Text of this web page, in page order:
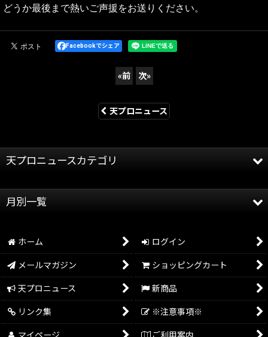
どうか最後まで熱いご声援をお送りください。
Facebookでシェア
«前 次»
天プロニュース
天プロニュースカテゴリ
天龍プロジェクト
月別一覧
2024年
2023年
2022年
ホーム ログイン
メールマガジン ショッピングカート
天プロニュース 新商品
リンク集 ※注意事項※